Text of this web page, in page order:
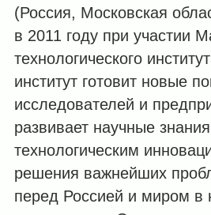
(Россия, Московская
в 2011 году при участии
технологического
институт готовит новые
исследователей и
развивает научные
технологическим
решения важнейших
перед Россией и миром в